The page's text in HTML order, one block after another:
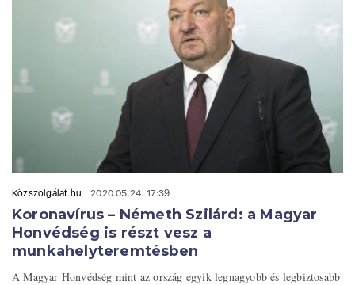
Közszolgálat.hu 2020.05.24. 17:39
Koronavírus – Németh Szilárd: a Magyar
Honvédség is részt vesz a
munkahelyteremtésben
A Magyar Honvédség mint az ország egyik legnagyobb és legbiztosabb